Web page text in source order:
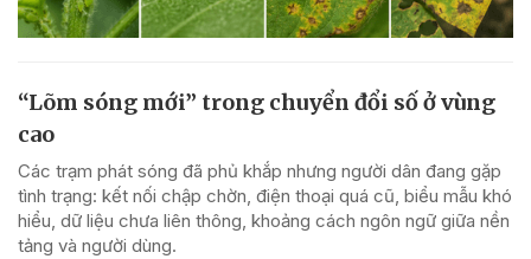
“Lõm sóng mới” trong chuyển đổi số ở vùng
cao
Các trạm phát sóng đã phủ khắp nhưng người dân đang gặp
tình trạng: kết nối chập chờn, điện thoại quá cũ, biểu mẫu khó
hiểu, dữ liệu chưa liên thông, khoảng cách ngôn ngữ giữa nền
tảng và người dùng.